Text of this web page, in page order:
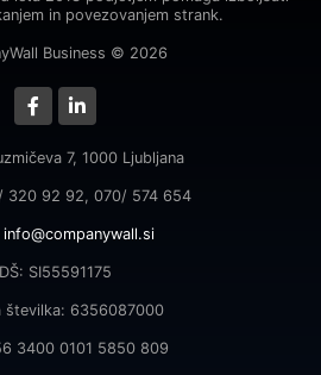
in povezovanjem strank.
Business © 2026
7, 1000 Ljubljana
320 92 92, 070/ 574 654
info@companywall.si
DŠ: SI55591175
številka: 6356087000
3400 0101 5850 809